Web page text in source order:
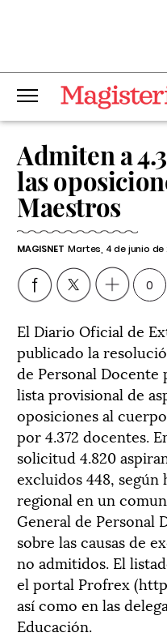
Admiten a
las
Maestros
MAGISNET Martes, 4 de junio de
0
El Diario Oficial de
publicado la
de Personal Docente
lista provisional de
oposiciones al
por 4.372 docentes.
solicitud 4.820
excluidos 448,
regional en un
General de Personal
sobre las causas de
no admitidos. El
el portal Profrex
así como en las
Educación.